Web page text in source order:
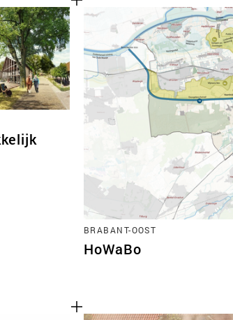
BRABANT-OOST
HoWaBo